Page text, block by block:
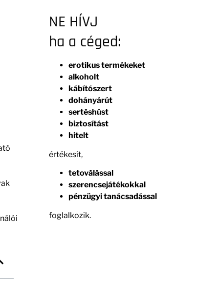
NE HÍVJ
ha a céged:
erotikus termékeket
alkoholt
kábítószert
dohányárút
sertéshúst
biztosítást
hitelt
értékesít,
tetoválással
szerencsejátékokkal
pénzügyi tanácsadással
foglalkozik.